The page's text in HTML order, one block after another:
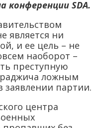
конференции SDA.
является ни
и ее цель – не
наоборот –
преступную
ложным
заявлении партии.
центра